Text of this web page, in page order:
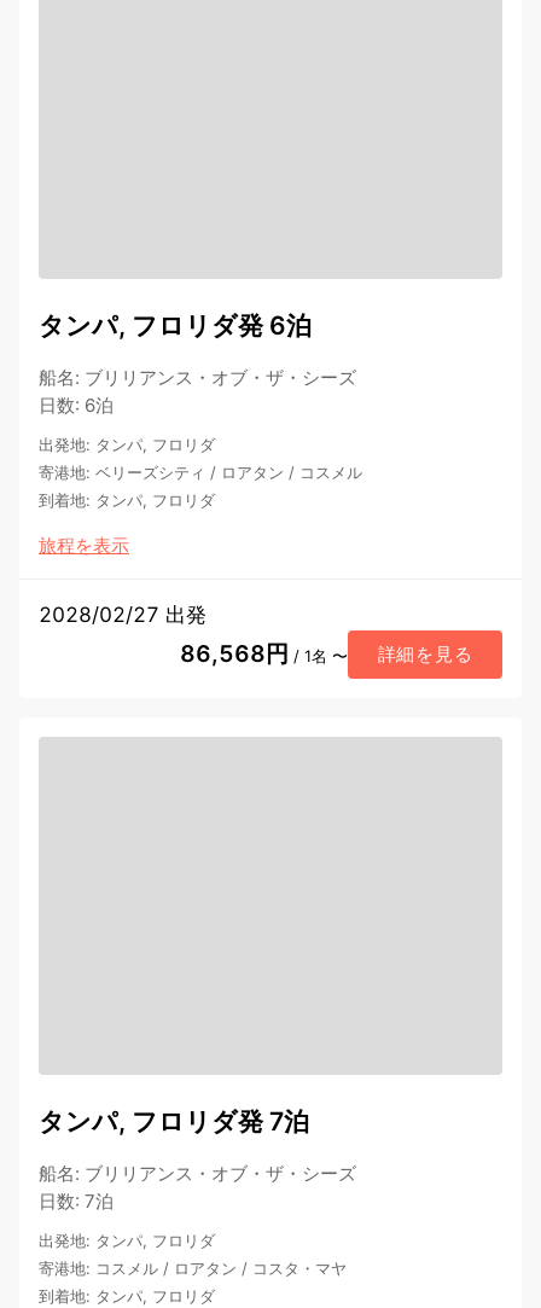
タンパ, フロリダ発 6泊
船名: ブリリアンス・オブ・ザ・シーズ
日数: 6泊
出発地: タンパ, フロリダ
寄港地: ベリーズシティ / ロアタン / コスメル
到着地: タンパ, フロリダ
旅程を表示
2028/02/27 出発
86,568円 / 1名 〜 詳細を見る
タンパ, フロリダ発 7泊
船名: ブリリアンス・オブ・ザ・シーズ
日数: 7泊
出発地: タンパ, フロリダ
寄港地: コスメル / ロアタン / コスタ・マヤ
到着地: タンパ, フロリダ